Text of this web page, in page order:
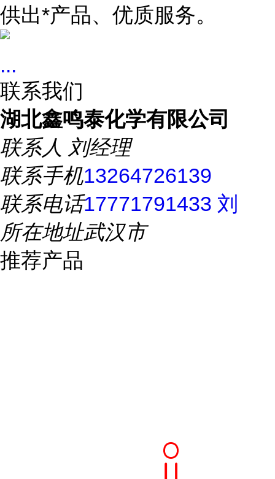
供出*产品、优质服务。
...
联系我们
湖北鑫鸣泰化学有限公司
联系人 刘经理
联系手机13264726139
联系电话17771791433 刘
所在地址武汉市
推荐产品